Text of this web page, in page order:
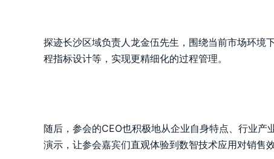
探迹长沙区域负责人龙金伍先生，围绕当前市场环境
程指标设计等，实现更精细化的过程管理。
随后，参会的CEO也积极地从企业自身特点、行业
演示，让参会嘉宾们直观体验到数智技术应用对销售